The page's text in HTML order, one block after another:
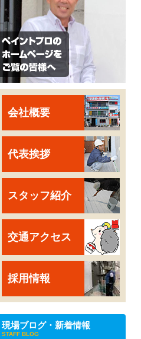
会社概要
代表挨拶
スタッフ紹介
交通アクセス
採用情報
現場ブログ・新着情報
STAFF BLOG